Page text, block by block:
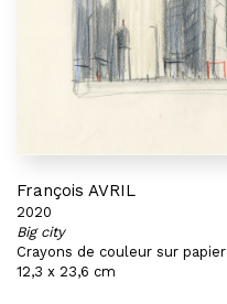
François AVRIL
2020
Big city
Crayons de couleur sur papier
12,3 x 23,6 cm